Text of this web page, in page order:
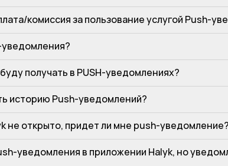
комиссия за пользование услугой Push-
получать в PUSH-уведомлениях?
историю Push-уведомлений?
не открыто, придет ли мне push-уведомление?
уведомления в приложении Halyk, но